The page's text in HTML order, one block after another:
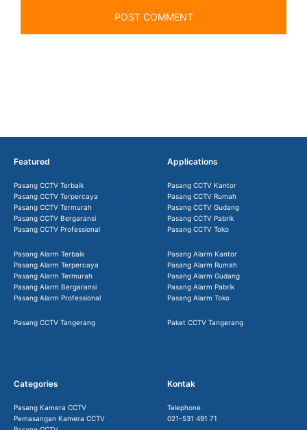
Featured
Pasang CCTV Terbaik
Pasang CCTV Terpercaya
Pasang CCTV Termurah
Pasang CCTV Bergaransi
Pasang CCTV Professional
Pasang Alarm Terbaik
Pasang Alarm Terpercaya
Pasang Alarm Termurah
Pasang Alarm Bergaransi
Pasang Alarm Professional
Pasang CCTV Tangerang
Applications
Pasang CCTV Kantor
Pasang CCTV Rumah
Pasang CCTV Gudang
Pasang CCTV Pabrik
Pasang CCTV Toko
Pasang Alarm Kantor
Pasang Alarm Rumah
Pasang Alarm Gudang
Pasang Alarm Pabrik
Pasang Alarm Toko
Paket CCTV Tangerang
Categories
Pasang Kamera CCTV
Pemasangan Kamera CCTV
Kontak
Telephone
021-531 491 71